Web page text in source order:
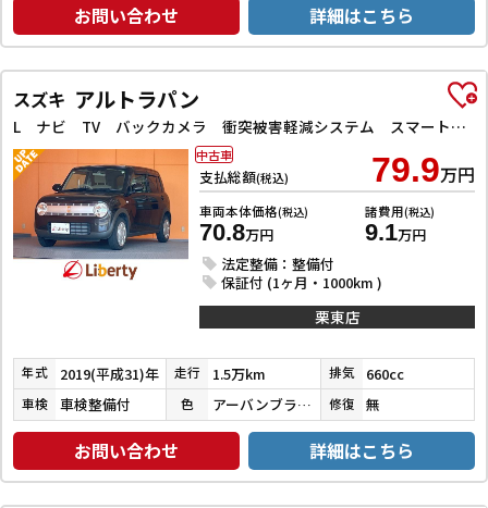
お問い合わせ 詳細はこちら
スズキ アルトラパン
L ナビ TV バックカメラ 衝突被害軽減システム スマートキー アイドリングストップ 電動格納ミラー シートヒーター ベンチシート CVT 盗難防止システム ABS ESC CD
支払総額(税込) 79.9万円
車両本体価格(税込)
70.8万円
諸費用(税込)
9.1万円
法定整備：整備付
保証付 (1ヶ月・1000km )
中古車
栗東店
年式 2019(平成31)年 走行 1.5万km 排気 660cc
車検 車検整備付 色 アーバンブラウンパールメタリック 修復 無
お問い合わせ 詳細はこちら